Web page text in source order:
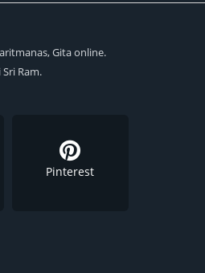
Gita online.
Ram.
Pinterest